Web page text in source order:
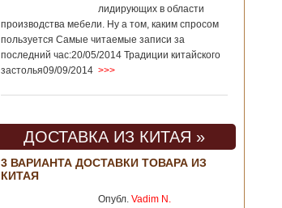
лидирующих в области
производства мебели. Ну а том, каким спросом
пользуется Самые читаемые записи за
последний час:20/05/2014 Традиции китайского
застолья09/09/2014 >>>
ДОСТАВКА ИЗ КИТАЯ »
3 ВАРИАНТА ДОСТАВКИ ТОВАРА ИЗ
КИТАЯ
Опубл. Vadim N.